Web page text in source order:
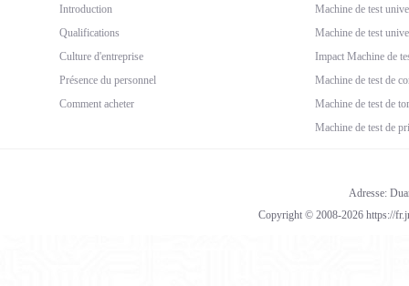
Introduction
Qualifications
Culture d'entreprise
Présence du personnel
Comment acheter
Machine de test
Machine de test
Impact Machine de
Machine de test de
Machine de test de
Machine de test de
Adresse:
Copyright © 2008-2026 https://